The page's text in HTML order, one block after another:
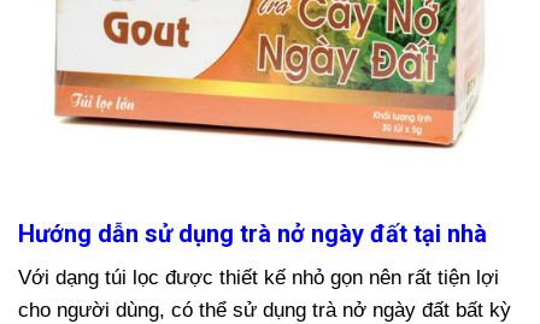
Hướng dẫn sử dụng trà nở ngày đất tại nhà
Với dạng túi lọc được thiết kế nhỏ gọn nên rất tiện lợi
cho người dùng, có thể sử dụng trà nở ngày đất bất kỳ